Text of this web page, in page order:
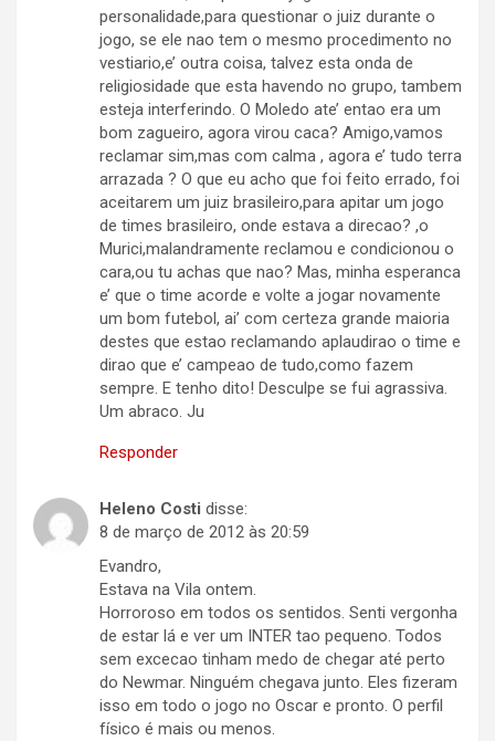
personalidade,para questionar o juiz durante o
jogo, se ele nao tem o mesmo procedimento no
vestiario,e’ outra coisa, talvez esta onda de
religiosidade que esta havendo no grupo, tambem
esteja interferindo. O Moledo ate’ entao era um
bom zagueiro, agora virou caca? Amigo,vamos
reclamar sim,mas com calma , agora e’ tudo terra
arrazada ? O que eu acho que foi feito errado, foi
aceitarem um juiz brasileiro,para apitar um jogo
de times brasileiro, onde estava a direcao? ,o
Murici,malandramente reclamou e condicionou o
cara,ou tu achas que nao? Mas, minha esperanca
e’ que o time acorde e volte a jogar novamente
um bom futebol, ai’ com certeza grande maioria
destes que estao reclamando aplaudirao o time e
dirao que e’ campeao de tudo,como fazem
sempre. E tenho dito! Desculpe se fui agrassiva.
Um abraco. Ju
Responder
Heleno Costi disse:
8 de março de 2012 às 20:59
Evandro,
Estava na Vila ontem.
Horroroso em todos os sentidos. Senti vergonha
de estar lá e ver um INTER tao pequeno. Todos
sem excecao tinham medo de chegar até perto
do Newmar. Ninguém chegava junto. Eles fizeram
isso em todo o jogo no Oscar e pronto. O perfil
físico é mais ou menos.